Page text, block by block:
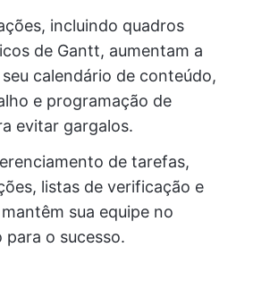
incluindo quadros
de Gantt, aumentam a
calendário de conteúdo,
e programação de
evitar gargalos.
de tarefas,
listas de verificação e
sua equipe no
o sucesso.